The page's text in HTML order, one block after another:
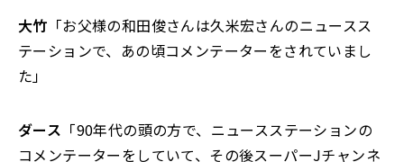
大竹 「お父様の和田俊さんは久米宏さんのニュースス
テーションで、あの頃コメンテーターをされていまし
た」
ダース 「90年代の頭の方で、ニュースステーションの
コメンテーターをしていて、その後スーパーJチャンネ